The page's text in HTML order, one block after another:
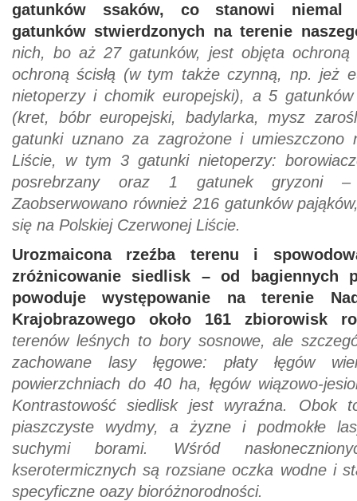
gatunków ssaków, co stanowi niemal
gatunków stwierdzonych na terenie
nich, bo aż 27 gatunków, jest objęta
ochroną ścisłą (w tym także czynną, np. jeż
nietoperzy i chomik europejski), a 5
(kret, bóbr europejski, badylarka, mysz
gatunki uznano za zagrożone i umieszczono
Liście, w tym 3 gatunki nietoperzy:
posrebrzany oraz 1 gatunek gryzoni –
Zaobserwowano również 216 gatunków
się na Polskiej Czerwonej Liście.
Urozmaicona rzeźba terenu i
zróżnicowanie siedlisk – od bagiennych
powoduje występowanie na terenie
Krajobrazowego około 161 zbiorowisk
terenów leśnych to bory sosnowe, ale
zachowane lasy łęgowe: płaty łęgów
powierzchniach do 40 ha, łęgów wiązowo-
Kontrastowość siedlisk jest wyraźna. Obok
piaszczyste wydmy, a żyzne i podmokłe
suchymi borami. Wśród
kserotermicznych są rozsiane oczka wodne i
specyficzne oazy bioróżnorodności.